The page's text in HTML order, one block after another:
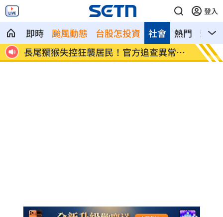
登入
即時 颱風動態 台股怎投資 熱門 影音
社會
、
長尾獼猴失控狂襲居民！官方追查異常原
因
伊波